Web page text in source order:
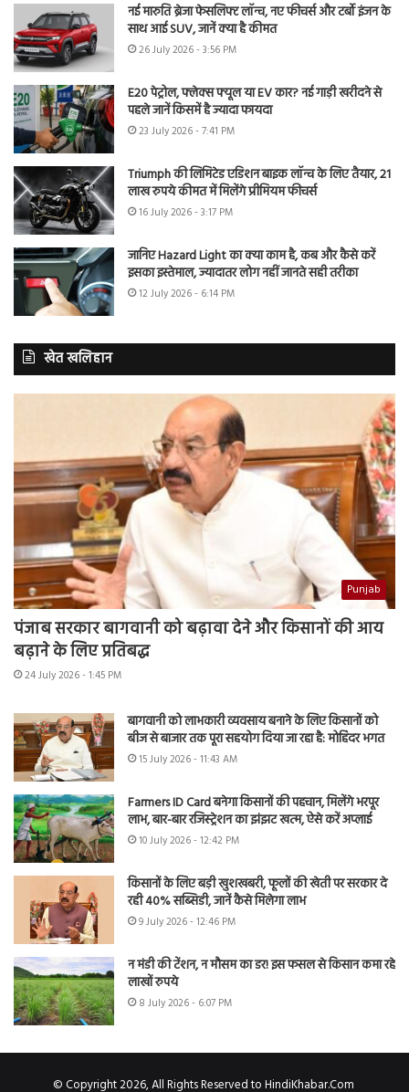
नई मारुति ब्रेजा फेसलिफ्ट लॉन्च, नए फीचर्स और टर्बो इंजन के
साथ आई SUV, जानें क्या है कीमत
26 July 2026 - 3:56 PM
E20 पेट्रोल, फ्लेक्स फ्यूल या EV कार? नई गाड़ी खरीदने से
पहले जानें किसमें है ज्यादा फायदा
23 July 2026 - 7:41 PM
Triumph की लिमिटेड एडिशन बाइक लॉन्च के लिए तैयार, 21
लाख रुपये कीमत में मिलेंगे प्रीमियम फीचर्स
16 July 2026 - 3:17 PM
जानिए Hazard Light का क्या काम है, कब और कैसे करें
इसका इस्तेमाल, ज्यादातर लोग नहीं जानते सही तरीका
12 July 2026 - 6:14 PM
खेत खलिहान
Punjab
पंजाब सरकार बागवानी को बढ़ावा देने और किसानों की आय
बढ़ाने के लिए प्रतिबद्ध
24 July 2026 - 1:45 PM
बागवानी को लाभकारी व्यवसाय बनाने के लिए किसानों को
बीज से बाजार तक पूरा सहयोग दिया जा रहा है: मोहिंदर भगत
15 July 2026 - 11:43 AM
Farmers ID Card बनेगा किसानों की पहचान, मिलेंगे भरपूर
लाभ, बार-बार रजिस्ट्रेशन का झंझट खत्म, ऐसे करें अप्लाई
10 July 2026 - 12:42 PM
किसानों के लिए बड़ी खुशखबरी, फूलों की खेती पर सरकार दे
रही 40% सब्सिडी, जानें कैसे मिलेगा लाभ
9 July 2026 - 12:46 PM
न मंडी की टेंशन, न मौसम का डर! इस फसल से किसान कमा रहे
लाखों रुपये
8 July 2026 - 6:07 PM
© Copyright 2026, All Rights Reserved to HindiKhabar.Com